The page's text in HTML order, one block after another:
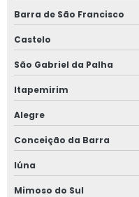
Inspeção em tubulações
Inspeção em tubulações
Inspeção em vasos de
Instalação de caldeiras
Laudo de instalações
Laudo e inspeção nr 13
Barra de São Francisco
Castelo
São Gabriel da Palha
Itapemirim
Alegre
Conceição da Barra
Iúna
Mimoso do Sul